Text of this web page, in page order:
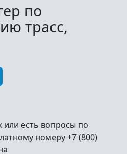
по
трасс,
или есть вопросы по
номеру +7 (800)